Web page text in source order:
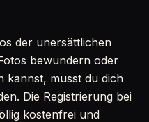
der unersättlichen
bewundern oder
kannst, musst du dich
Die Registrierung bei
kostenfrei und